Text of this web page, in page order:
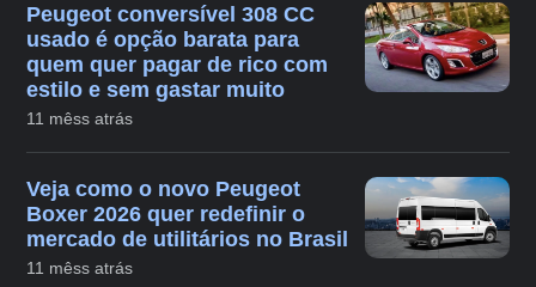
Peugeot conversível 308 CC
usado é opção barata para
quem quer pagar de rico com
estilo e sem gastar muito
11 mêss atrás
Veja como o novo Peugeot
Boxer 2026 quer redefinir o
mercado de utilitários no Brasil
11 mêss atrás